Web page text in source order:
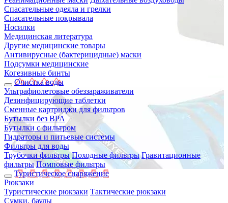
Спасательные одеяла и грелки
Спасательные покрывала
Носилки
Медицинская литература
Другие медицинские товары
Антивирусные (бактерицидные) маски
Подсумки медицинские
Когезивные бинты
Очистка воды
Ультрафиолетовые обеззараживатели
Дезинфицирующие таблетки
Сменные картриджи для фильтров
Бутылки без BPA
Бутылки с фильтром
Гидраторы и питьевые системы
Фильтры для воды
Трубочки фильтры Походные фильтры Гравитационные
фильтры Помповые фильтры
Туристическое снаряжение
Рюкзаки
Туристические рюкзаки Тактические рюкзаки
Сумки, баулы